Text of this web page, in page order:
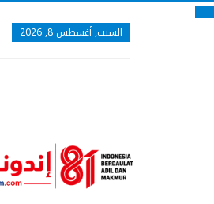
السبت, أغسطس 8, 2026